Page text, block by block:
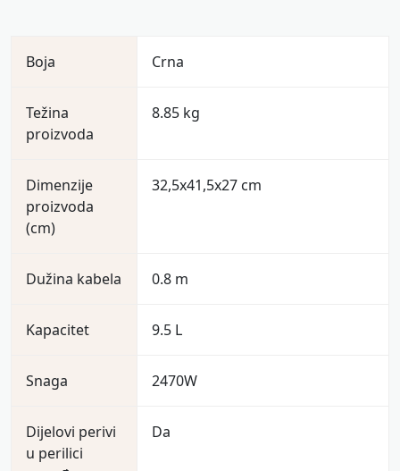
Boja Crna
Težina
proizvoda
8.85 kg
Dimenzije
proizvoda
(cm)
32,5x41,5x27 cm
Dužina kabela 0.8 m
Kapacitet 9.5 L
Snaga 2470W
Dijelovi perivi
u perilici
Da